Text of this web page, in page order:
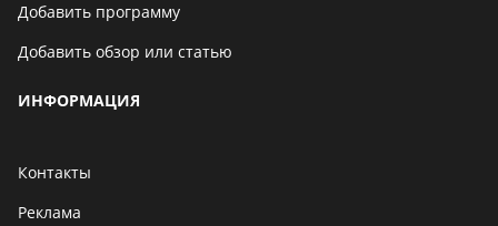
Добавить программу
Добавить обзор или статью
ИНФОРМАЦИЯ
Контакты
Реклама